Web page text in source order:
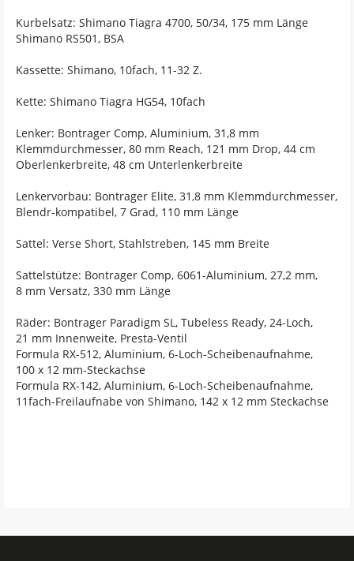
Kurbelsatz: Shimano Tiagra 4700, 50/34, 175 mm Länge
Shimano RS501, BSA
Kassette: Shimano, 10fach, 11-32 Z.
Kette: Shimano Tiagra HG54, 10fach
Lenker: Bontrager Comp, Aluminium, 31,8 mm
Klemmdurchmesser, 80 mm Reach, 121 mm Drop, 44 cm
Oberlenkerbreite, 48 cm Unterlenkerbreite
Lenkervorbau: Bontrager Elite, 31,8 mm Klemmdurchmesser,
Blendr-kompatibel, 7 Grad, 110 mm Länge
Sattel: Verse Short, Stahlstreben, 145 mm Breite
Sattelstütze: Bontrager Comp, 6061-Aluminium, 27,2 mm,
8 mm Versatz, 330 mm Länge
Räder: Bontrager Paradigm SL, Tubeless Ready, 24-Loch,
21 mm Innenweite, Presta-Ventil
Formula RX-512, Aluminium, 6-Loch-Scheibenaufnahme,
100 x 12 mm-Steckachse
Formula RX-142, Aluminium, 6-Loch-Scheibenaufnahme,
11fach-Freilaufnabe von Shimano, 142 x 12 mm Steckachse